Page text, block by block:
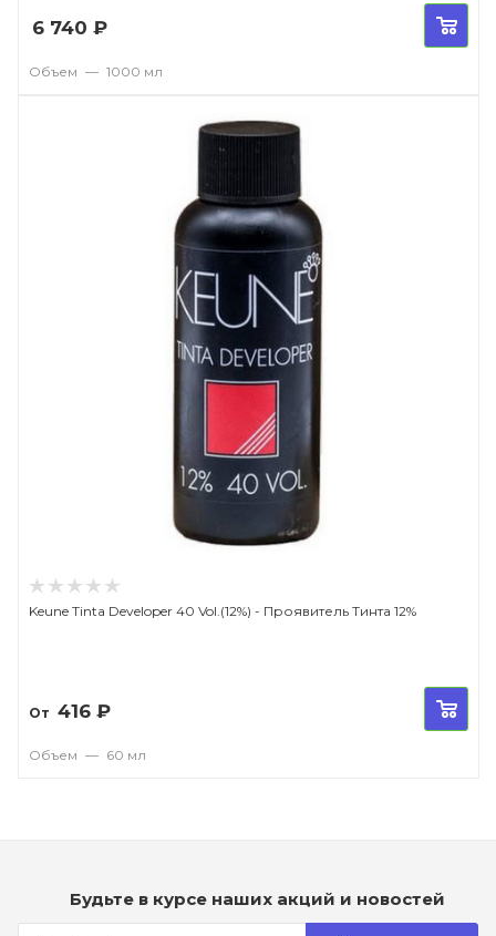
6 740 ₽
Объем — 1000 мл
Keune Tinta Developer 40 Vol.(12%) - Проявитель Тинта 12%
От 416 ₽
Объем — 60 мл
Будьте в курсе наших акций и новостей